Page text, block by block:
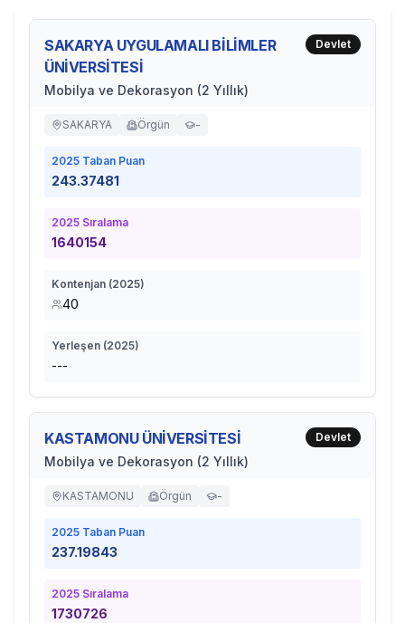
SAKARYA UYGULAMALI BİLİMLER
ÜNİVERSİTESİ
Mobilya ve Dekorasyon (2 Yıllık)
Devlet
SAKARYA Örgün -
2025 Taban Puan
243.37481
2025 Sıralama
1640154
Kontenjan (2025)
40
Yerleşen (2025)
---
KASTAMONU ÜNİVERSİTESİ
Mobilya ve Dekorasyon (2 Yıllık)
Devlet
KASTAMONU Örgün -
2025 Taban Puan
237.19843
2025 Sıralama
1730726